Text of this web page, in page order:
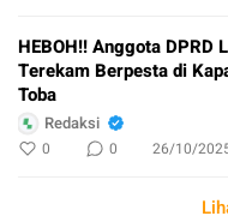
HEBOH!! Anggota DPRD
Terekam Berpesta di
Toba
Redaksi
0 0 26/10/